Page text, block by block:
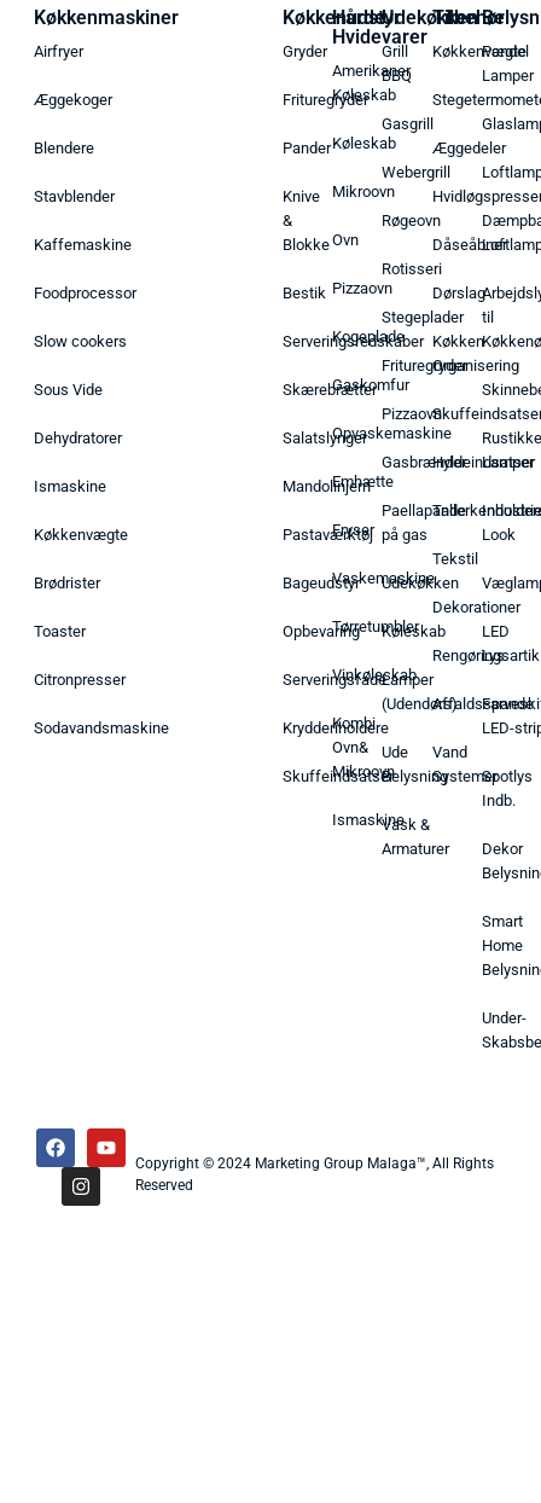
Køkkenmaskiner
Airfryer
Æggekoger
Blendere
Stavblender
Kaffemaskine
Foodprocessor
Slow cookers
Sous Vide
Dehydratorer
Ismaskine
Køkkenvægte
Brødrister
Toaster
Citronpresser
Sodavandsmaskine
Køkkenudstyr
Gryder
Frituregryder
Pander
Knive
&
Blokke
Bestik
Serveringsredskaber
Skærebrætter
Salatslynger
Mandolinjern
Pastaværktøj
Bageudstyr
Opbevaring
Serveringsfade
Krydderiholdere
Skuffeindsatser
Hårde
Hvidevarer
Amerikaner
Køleskab
Køleskab
Mikroovn
Ovn
Pizzaovn
Kogeplade
Gaskomfur
Opvaskemaskine
Emhætte
Fryser
Vaskemaskine
Tørretumbler
Vinkøleskab
Kombi
Ovn&
Mikroovn
Ismaskine
Udekøkken
Grill
BBQ
Gasgrill
Webergrill
Røgeovn
Rotisseri
Stegeplader
Frituregryder
Pizzaovn
Gasbrænder
Paellapande
på gas
Udekøkken
Køleskab
Lamper
(Udendørs)
Ude
Belysning
Vask &
Armaturer
Tilbehør
Køkkenvægte
Æggedeler
Dåseåbner
Dørslag
Køkken
Organisering
Hyldeindsatser
Tekstil
Dekorationer
Affaldsspande
Vand
Systemer
Pendel
Lamper
til
Rustikke
Lamper
Look
LED
Lys
LED-
Spotlys
Indb.
Dekor
Smart
Home
Under-
Copyright © 2024 Marketing Group Malaga™, All Rights
Reserved